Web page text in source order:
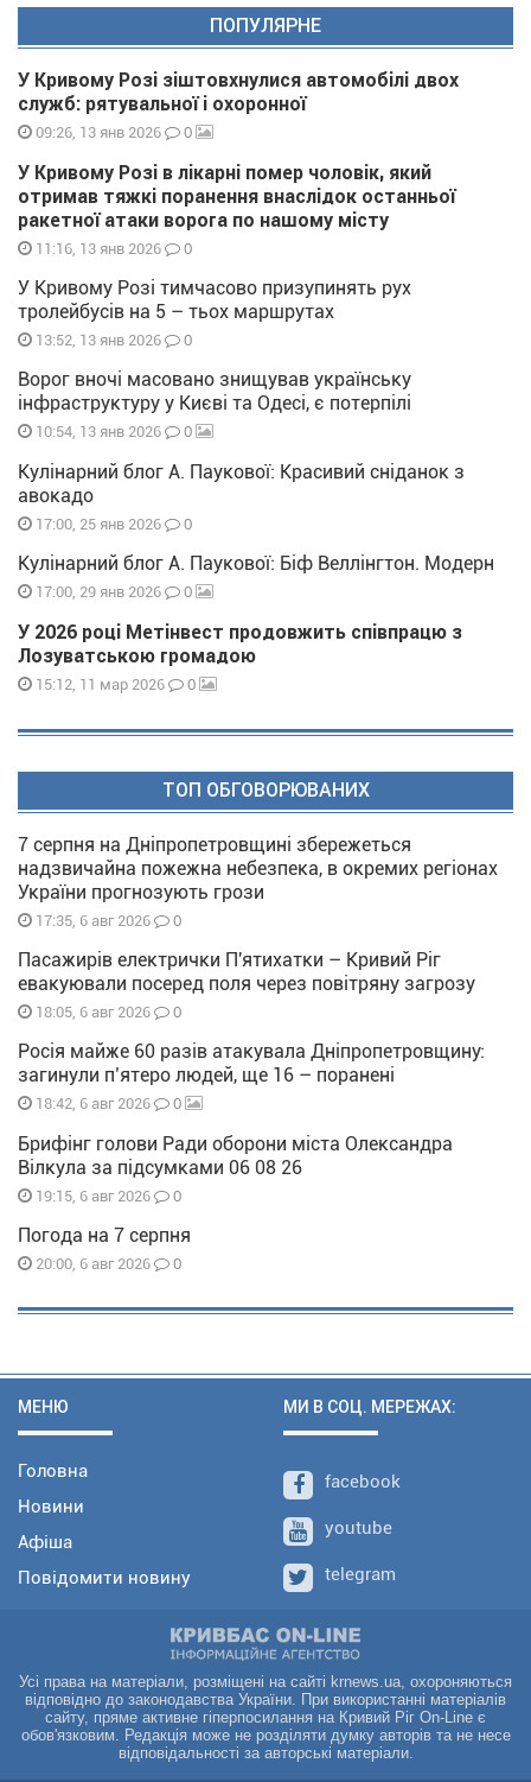
ПОПУЛЯРНЕ
У Кривому Розі зіштовхнулися автомобілі двох
служб: рятувальної і охоронної
09:26, 13 янв 2026 0
У Кривому Розі в лікарні помер чоловік, який
отримав тяжкі поранення внаслідок останньої
ракетної атаки ворога по нашому місту
11:16, 13 янв 2026 0
У Кривому Розі тимчасово призупинять рух
тролейбусів на 5 – тьох маршрутах
13:52, 13 янв 2026 0
Ворог вночі масовано знищував українську
інфраструктуру у Києві та Одесі, є потерпілі
10:54, 13 янв 2026 0
Кулінарний блог А. Паукової: Красивий сніданок з
авокадо
17:00, 25 янв 2026 0
Кулінарний блог А. Паукової: Біф Веллінгтон. Модерн
17:00, 29 янв 2026 0
У 2026 році Метінвест продовжить співпрацю з
Лозуватською громадою
15:12, 11 мар 2026 0
ТОП ОБГОВОРЮВАНИХ
7 серпня на Дніпропетровщині збережеться
надзвичайна пожежна небезпека, в окремих регіонах
України прогнозують грози
17:35, 6 авг 2026 0
Пасажирів електрички П'ятихатки – Кривий Ріг
евакуювали посеред поля через повітряну загрозу
18:05, 6 авг 2026 0
Росія майже 60 разів атакувала Дніпропетровщину:
загинули п’ятеро людей, ще 16 – поранені
18:42, 6 авг 2026 0
Брифінг голови Ради оборони міста Олександра
Вілкула за підсумками 06 08 26
19:15, 6 авг 2026 0
Погода на 7 серпня
20:00, 6 авг 2026 0
МЕНЮ
Головна
Новини
Афіша
Повідомити новину
МИ В СОЦ. МЕРЕЖАХ:
facebook
youtube
telegram
Усі права на матеріали, розміщені на сайті krnews.ua, охороняються
відповідно до законодавства України. При використанні матеріалів
сайту, пряме активне гіперпосилання на Кривий Ріг On-Line є
обов'язковим. Редакція може не розділяти думку авторів та не несе
відповідальності за авторські матеріали.